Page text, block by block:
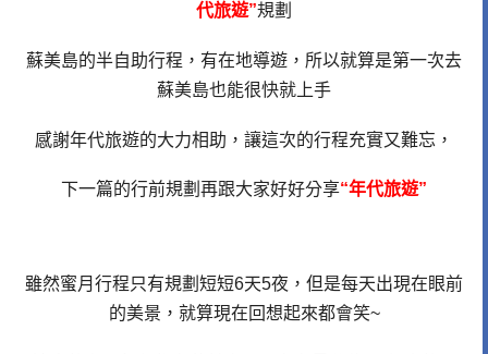
代旅遊”規劃
蘇美島的半自助行程，有在地導遊，所以就算是第一次去
蘇美島也能很快就上手
感謝年代旅遊的大力相助，讓這次的行程充實又難忘，
下一篇的行前規劃再跟大家好好分享“年代旅遊”
雖然蜜月行程只有規劃短短6天5夜，但是每天出現在眼前
的美景， 就算現在回想起來都會笑~